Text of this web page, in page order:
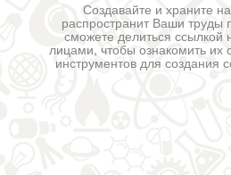
Создавайте и храните
распространит Ваши труды
сможете делиться ссылкой
лицами, чтобы ознакомить
инструментов для создания